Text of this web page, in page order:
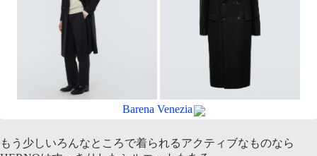
Barena Venezia
もう少しいろんなところで着られるアクティブなものなら